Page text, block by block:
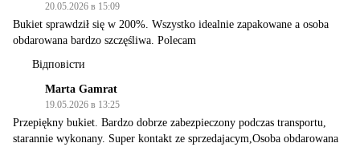
20.05.2026 в 15:09
Bukiet sprawdził się w 200%. Wszystko idealnie zapakowane a osoba
obdarowana bardzo szczęśliwa. Polecam
Відповісти
Marta Gamrat
19.05.2026 в 13:25
Przepiękny bukiet. Bardzo dobrze zabezpieczony podczas transportu,
starannie wykonany. Super kontakt ze sprzedajacym,Osoba obdarowana